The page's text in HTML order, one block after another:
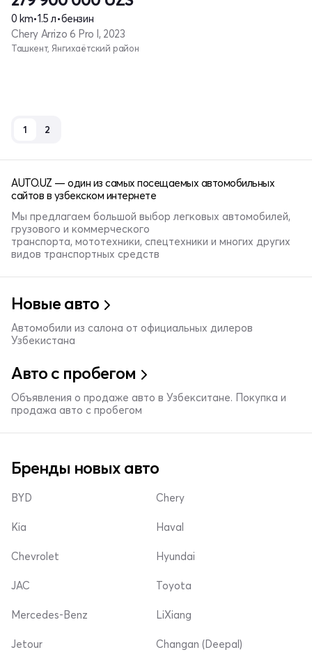
0 km•1.5 л•бензин
Chery Arrizo 6 Pro I, 2023
Ташкент, Янгихаётский район
1 2
AUTO.UZ — один из самых посещаемых автомобильных
сайтов в узбекском интернете
Мы предлагаем большой выбор легковых автомобилей,
грузового и коммерческого
транспорта, мототехники, спецтехники и многих других
видов транспортных средств
Новые авто
Автомобили из салона от официальных дилеров
Узбекистана
Авто с пробегом
Объявления о продаже авто в Узбекситане. Покупка и
продажа авто с пробегом
Бренды новых авто
BYD
Kia
Chevrolet
Chery
Haval
Hyundai
JAC
Mercedes-Benz
Jetour
Toyota
LiXiang
Changan (Deepal)